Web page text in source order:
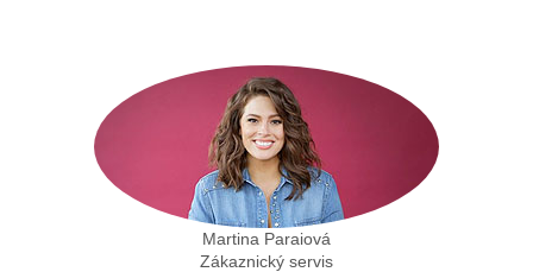
Martina Paraiová
Zákaznický servis